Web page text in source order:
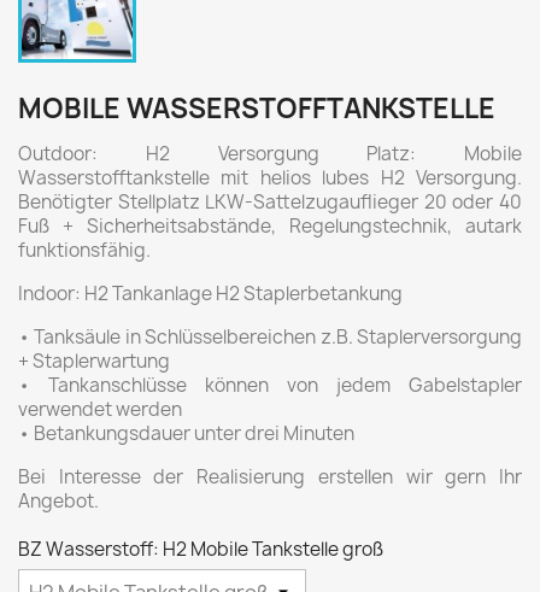
MOBILE WASSERSTOFFTANKSTELLE
Outdoor: H2 Versorgung Platz: Mobile
Wasserstofftankstelle mit helios lubes H2 Versorgung.
Benötigter Stellplatz LKW-Sattelzugauflieger 20 oder 40
Fuß + Sicherheitsabstände, Regelungstechnik, autark
funktionsfähig.
Indoor: H2 Tankanlage H2 Staplerbetankung
• Tanksäule in Schlüsselbereichen z.B. Staplerversorgung
+ Staplerwartung
• Tankanschlüsse können von jedem Gabelstapler
verwendet werden
• Betankungsdauer unter drei Minuten
Bei Interesse der Realisierung erstellen wir gern Ihr
Angebot.
BZ Wasserstoff: H2 Mobile Tankstelle groß